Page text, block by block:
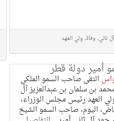
ثاني, وفاة, ولي العهد
أمير دولة قطر
التقى صاحب السمو الملكي
بن سلمان بن عبدالعزيز آل
العهد رئيس مجلس الوزراء،
اليوم، صاحب السمو الشيخ